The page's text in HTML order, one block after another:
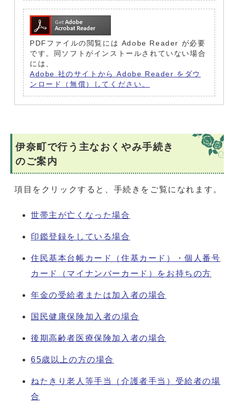
PDFファイルの閲覧には Adobe Reader が必要
です。同ソフトがインストールされていない場合
には、
Adobe 社のサイトから Adobe Reader をダウ
ンロード（無償）してください。
伊奈町で行う主なおくやみ手続き
のご案内
項目をクリックすると、手続きをご覧になれます。
世帯主が亡くなった場合
印鑑登録をしている場合
住民基本台帳カード（住基カード）・個人番号
カード（マイナンバーカード）をお持ちの方
年金の受給者または加入者の場合
国民健康保険加入者の場合
後期高齢者医療保険加入者の場合
65歳以上の方の場合
ねたきり老人等手当（介護者手当）受給者の場
合